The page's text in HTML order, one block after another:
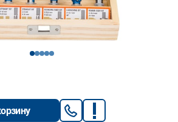
12345